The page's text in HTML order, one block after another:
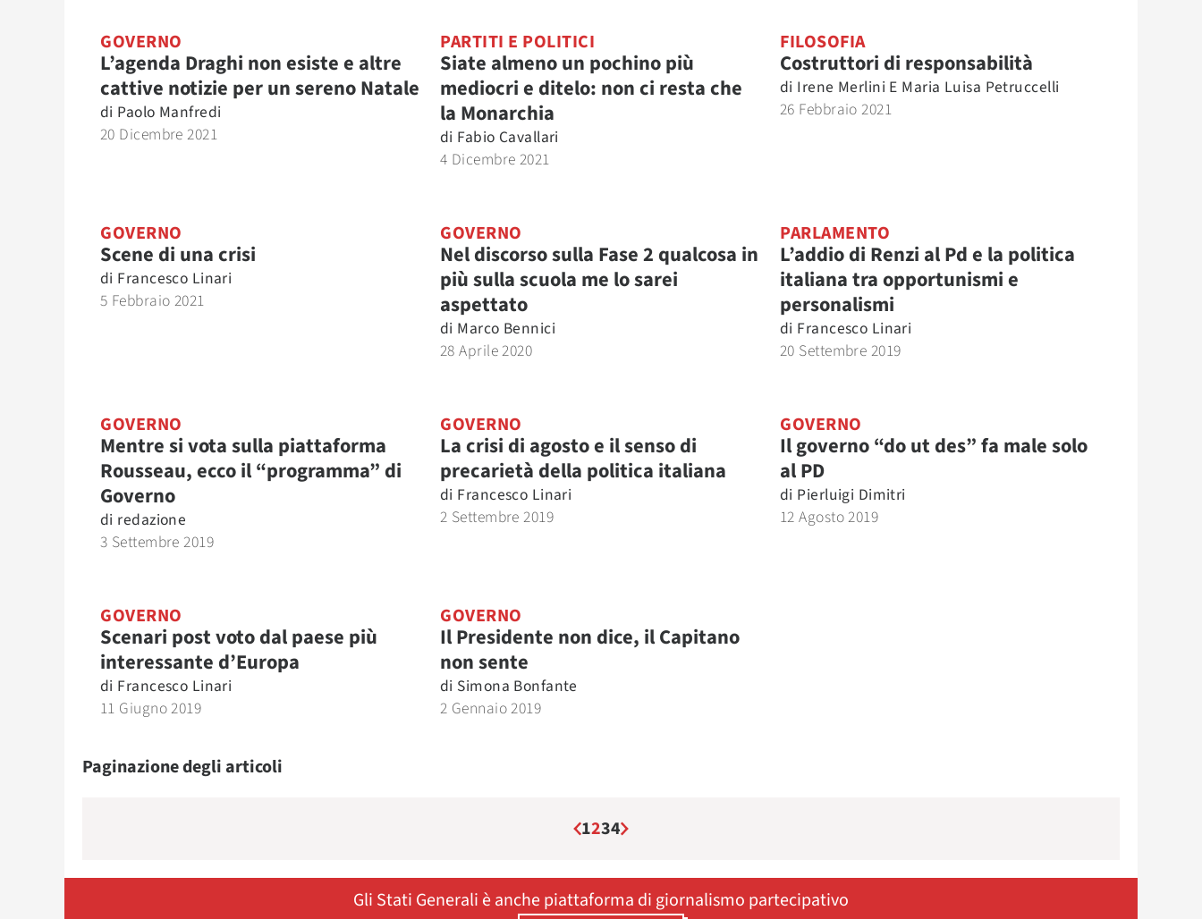
GOVERNO
L’agenda Draghi non esiste e altre
cattive notizie per un sereno Natale
di Paolo Manfredi
20 Dicembre 2021
PARTITI E POLITICI
Siate almeno un pochino più
mediocri e ditelo: non ci resta che
la Monarchia
di Fabio Cavallari
4 Dicembre 2021
FILOSOFIA
Costruttori di responsabilità
di Irene Merlini E Maria Luisa Petruccelli
26 Febbraio 2021
GOVERNO
Scene di una crisi
di Francesco Linari
5 Febbraio 2021
GOVERNO
Nel discorso sulla Fase 2 qualcosa in
più sulla scuola me lo sarei
aspettato
di Marco Bennici
28 Aprile 2020
PARLAMENTO
L’addio di Renzi al Pd e la politica
italiana tra opportunismi e
personalismi
di Francesco Linari
20 Settembre 2019
GOVERNO
Mentre si vota sulla piattaforma
Rousseau, ecco il “programma” di
Governo
di redazione
3 Settembre 2019
GOVERNO
La crisi di agosto e il senso di
precarietà della politica italiana
di Francesco Linari
2 Settembre 2019
GOVERNO
Il governo “do ut des” fa male solo
al PD
di Pierluigi Dimitri
12 Agosto 2019
GOVERNO
Scenari post voto dal paese più
interessante d’Europa
di Francesco Linari
11 Giugno 2019
GOVERNO
Il Presidente non dice, il Capitano
non sente
di Simona Bonfante
2 Gennaio 2019
Paginazione degli articoli
1234
Gli Stati Generali è anche piattaforma di giornalismo partecipativo